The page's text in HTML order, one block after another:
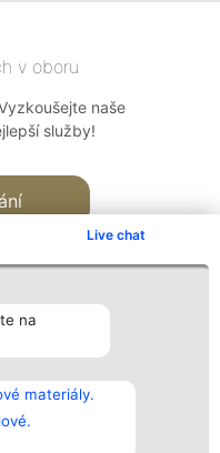
Live chat
na
materiály.
v oboru
naše
služby!
Kontakt